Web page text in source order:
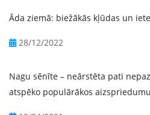
Āda ziemā: biežākās kļūdas un
28/12/2022
Nagu sēnīte – neārstēta pati
atspēko populārākos